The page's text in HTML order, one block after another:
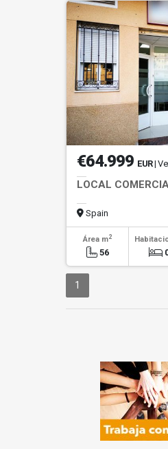
€64.999 EUR|
LOCAL
Spain
Área m2
56
1